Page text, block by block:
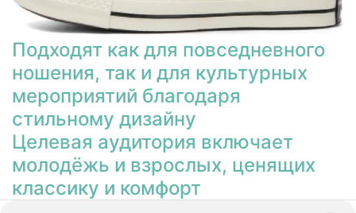
Подходят как для повседневного
ношения, так и для культурных
мероприятий благодаря
стильному дизайну
Целевая аудитория включает
молодёжь и взрослых, ценящих
классику и комфорт